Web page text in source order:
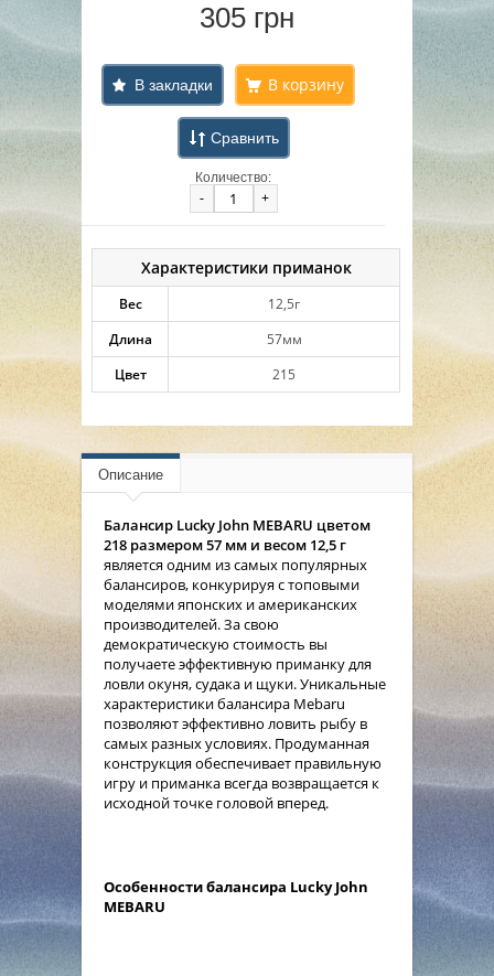
305 грн
В закладки
Сравнить
Количество:
-
+
Характеристики приманок
Вес
12,5г
Длина
57мм
Цвет
215
Описание
Балансир Lucky John MEBARU цветом
218 размером 57 мм и весом 12,5 г
является одним из самых популярных
балансиров, конкурируя с топовыми
моделями японских и американских
производителей. За свою
демократическую стоимость вы
получаете эффективную приманку для
ловли окуня, судака и щуки. Уникальные
характеристики балансира Mebaru
позволяют эффективно ловить рыбу в
самых разных условиях. Продуманная
конструкция обеспечивает правильную
игру и приманка всегда возвращается к
исходной точке головой вперед.
Особенности балансира Lucky John
MEBARU